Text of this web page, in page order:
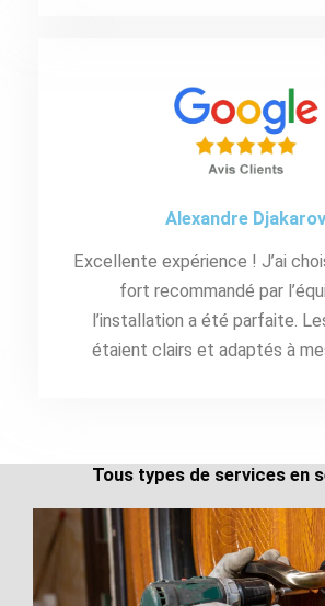
Alexandre Djakarov
Excellente expérience ! J’ai
fort recommandé par
l’installation a été parfaite.
étaient clairs et adaptés à
Tous types de services en